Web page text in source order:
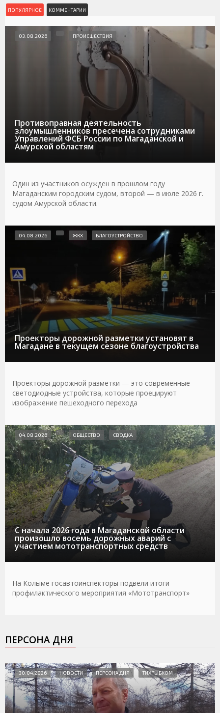
ПОПУЛЯРНОЕ КОММЕНТАРИИ
Противоправная деятельность
злоумышленников пресечена сотрудниками
Управлений ФСБ России по Магаданской и
Амурской областям
03.08.2026 ПРОИСШЕСТВИЯ
Один из участников осужден в прошлом году
Магаданским городским судом, второй — в июле 2026 г.
судом Амурской области.
Проекторы дорожной разметки установят в
Магадане в текущем сезоне благоустройства
04.08.2026 ЖКХ БЛАГОУСТРОЙСТВО
Проекторы дорожной разметки — это современные
светодиодные устройства, которые проецируют
изображение пешеходного перехода
С начала 2026 года в Магаданской области
произошло восемь дорожных аварий с
участием мототранспортных средств
04.08.2026 ОБЩЕСТВО СВОДКА
На Колыме госавтоинспекторы подвели итоги
профилактического мероприятия «Мототранспорт»
ПЕРСОНА ДНЯ
30.04.2026 НОВОСТИ ПЕРСОНА ДНЯ ТИХРЫБКОМ